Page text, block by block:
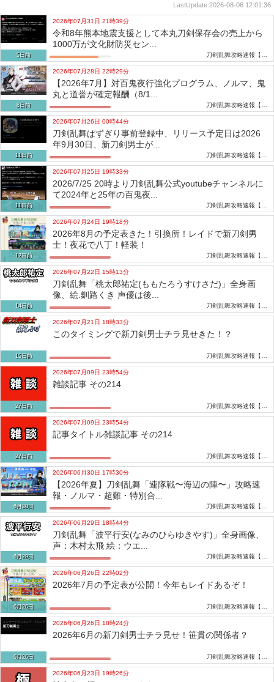
LastUpdate:2026-08-06 12:01:36
5日前
2026年07月31日 21時39分
令和8年熊本地震支援として本丸刀剣保存会の売上から
1000万が文化財防災セン...
8日前
2026年07月28日 22時29分
【2026年7月】対百鬼夜行強化プログラム、ノルマ、鬼
丸と道誉が確定報酬（8/1...
11日前
2026年07月26日 00時44分
刀剣乱舞ぱずぎり事前登録中、リリース予定日は2026
年9月30日、新刀剣男士が...
11日前
2026年07月25日 19時33分
2026/7/25 20時より刀剣乱舞公式youtubeチャンネルに
て2024年と25年の百鬼夜...
12日前
2026年07月24日 19時18分
2026年8月の予定表きた！引換所！レイドで新刀剣男
士！夜花で八丁！軽装！
14日前
2026年07月22日 15時13分
刀剣乱舞「桃太郎祐定(ももたろうすけさだ)」全身画
像、絵.釧路くき 声優は後...
15日前
2026年07月21日 18時33分
このタイミングで新刀剣男士チラ見せきた！？
27日前
2026年07月09日 23時54分
雑談記事 その214
27日前
2026年07月09日 23時54分
記事タイトル雑談記事 その214
6月30日
2026年06月30日 17時30分
【2026年夏】刀剣乱舞「連隊戦〜海辺の陣〜」攻略速
報・ノルマ・超難・特別合...
6月29日
2026年06月29日 18時44分
刀剣乱舞「波平行安(なみのひらゆきやす)」全身画像、
声：木村太飛 絵：ウエ...
6月26日
2026年06月26日 22時02分
2026年7月の予定表が公開！今年もレイドあるぞ！
6月26日
2026年06月26日 18時24分
2026年6月の新刀剣男士チラ見せ！笹貫の関係者？
2026年06月23日 19時26分